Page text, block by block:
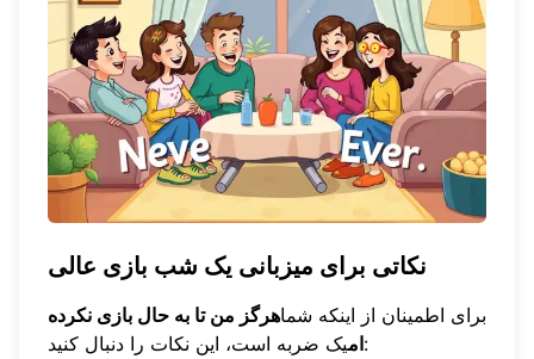
نکاتی برای میزبانی یک شب بازی عالی
برای اطمینان از اینکه شماهرگز من تا به حال بازی نکرده
امیک ضربه است، این نکات را دنبال کنید: